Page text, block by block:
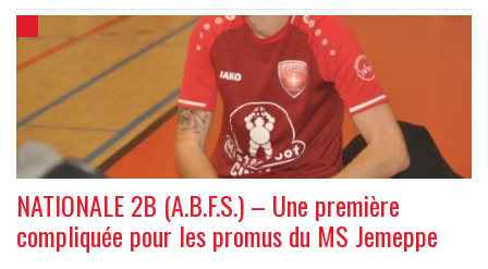
NATIONALE 2B (A.B.F.S.) – Une première
compliquée pour les promus du MS Jemeppe